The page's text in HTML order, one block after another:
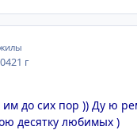
21 г
до сих пор )) Ду ю
десятку любимых )